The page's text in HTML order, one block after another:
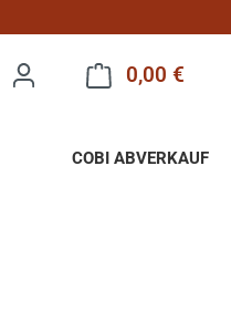
0,00 €
COBI ABVERKAUF